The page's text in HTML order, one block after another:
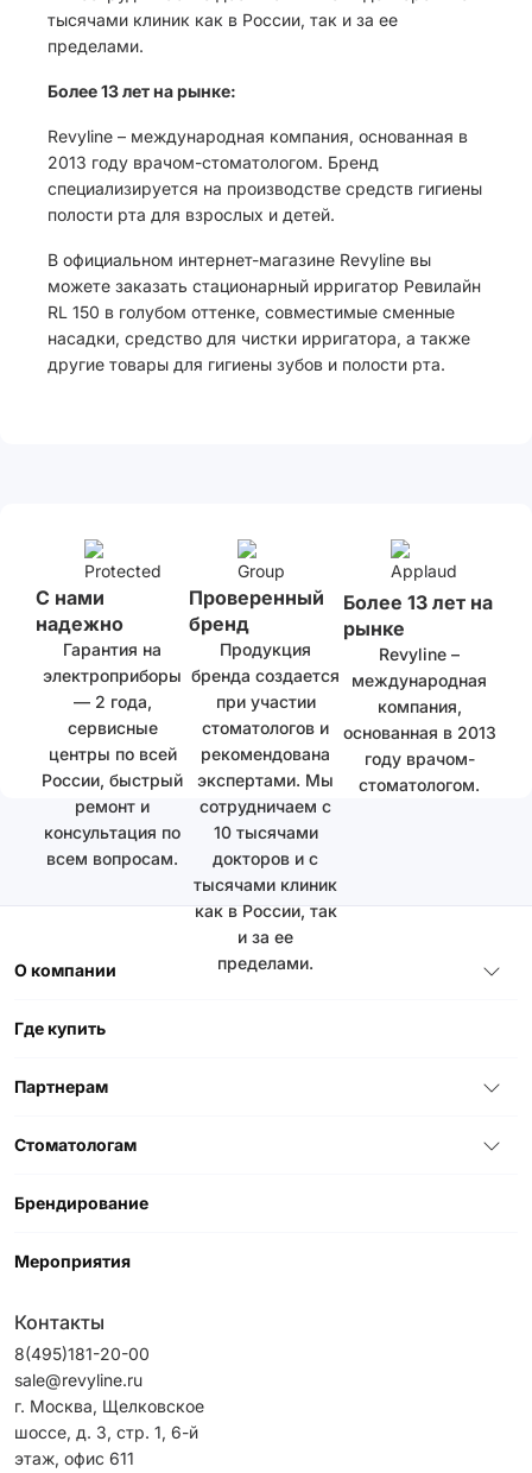
тысячами клиник как в России, так и за ее
пределами.
Более 13 лет на рынке:
Revyline – международная компания, основанная в
2013 году врачом-стоматологом. Бренд
специализируется на производстве средств гигиены
полости рта для взрослых и детей.
В официальном интернет-магазине Revyline вы
можете заказать стационарный ирригатор Ревилайн
RL 150 в голубом оттенке, совместимые сменные
насадки, средство для чистки ирригатора, а также
другие товары для гигиены зубов и полости рта.
С нами
надежно
Гарантия на
электроприборы
— 2 года,
сервисные
центры по всей
России, быстрый
ремонт и
консультация по
всем вопросам.
Проверенный
бренд
Продукция
бренда создается
при участии
стоматологов и
рекомендована
экспертами. Мы
сотрудничаем с
10 тысячами
докторов и с
тысячами клиник
как в России, так
и за ее
пределами.
Более 13 лет на
рынке
Revyline –
международная
компания,
основанная в 2013
году врачом-
стоматологом.
О компании
Где купить
Партнерам
Стоматологам
Брендирование
Мероприятия
Контакты
8(495)181-20-00
sale@revyline.ru
г. Москва, Щелковское
шоссе, д. 3, стр. 1, 6-й
этаж, офис 611